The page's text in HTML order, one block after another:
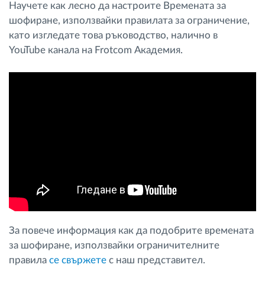
Научете как лесно да настроите Времената за
шофиране, използвайки правилата за ограничение,
като изгледате това ръководство, налично в
YouTube канала на Frotcom Академия.
За повече информация как да подобрите времената
за шофиране, използвайки ограничителните
правила се свържете с наш представител.